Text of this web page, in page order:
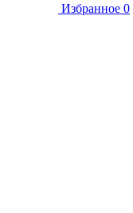
Избранное 0